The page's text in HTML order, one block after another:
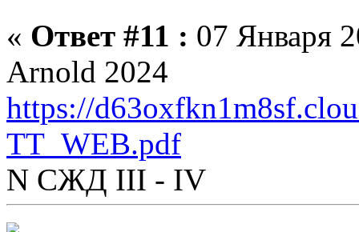
« Ответ #11 : 07 Января
Arnold 2024
https://
TT_WEB.pdf
N СЖД III - IV